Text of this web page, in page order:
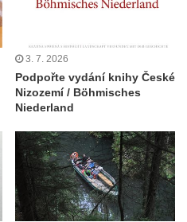
3. 7. 2026
Podpořte vydání knihy České
Nizozemí / Böhmisches
Niederland